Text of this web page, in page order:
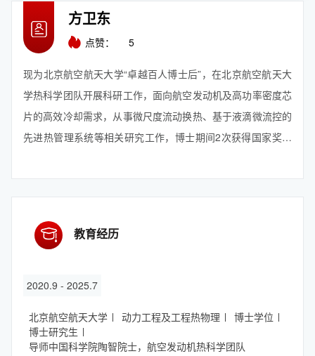
方卫东
点赞： 5
现为北京航空航天大学“卓越百人博士后”，在北京航空航天大
学热科学团队开展科研工作，面向航空发动机及高功率密度芯
片的高效冷却需求，从事微尺度流动换热、基于液滴微流控的
先进热管理系统等相关研究工作，博士期间2次获得国家奖学
国留学项目，北航学生最高荣誉“沈元奖章”，北航卓越学术基
金为代表的荣誉奖励共22...
【查看更多】
教育经历
2020.9 - 2025.7
北京航空航天大学 动力工程及工程热物理
博士学位
博士研究生
导师中国科学院陶智院士，航空发动机热科学团队